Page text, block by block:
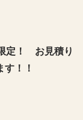
定！
お見積り
！！